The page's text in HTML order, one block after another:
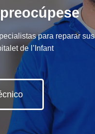
para reparar sus
de l’Infant